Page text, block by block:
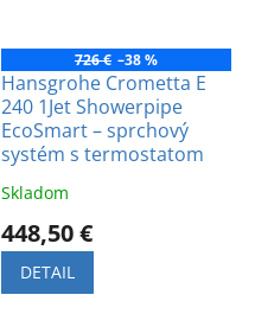
726 € –38 %
Hansgrohe Crometta E
240 1Jet Showerpipe
EcoSmart – sprchový
systém s termostatom
Skladom
448,50 €
DETAIL